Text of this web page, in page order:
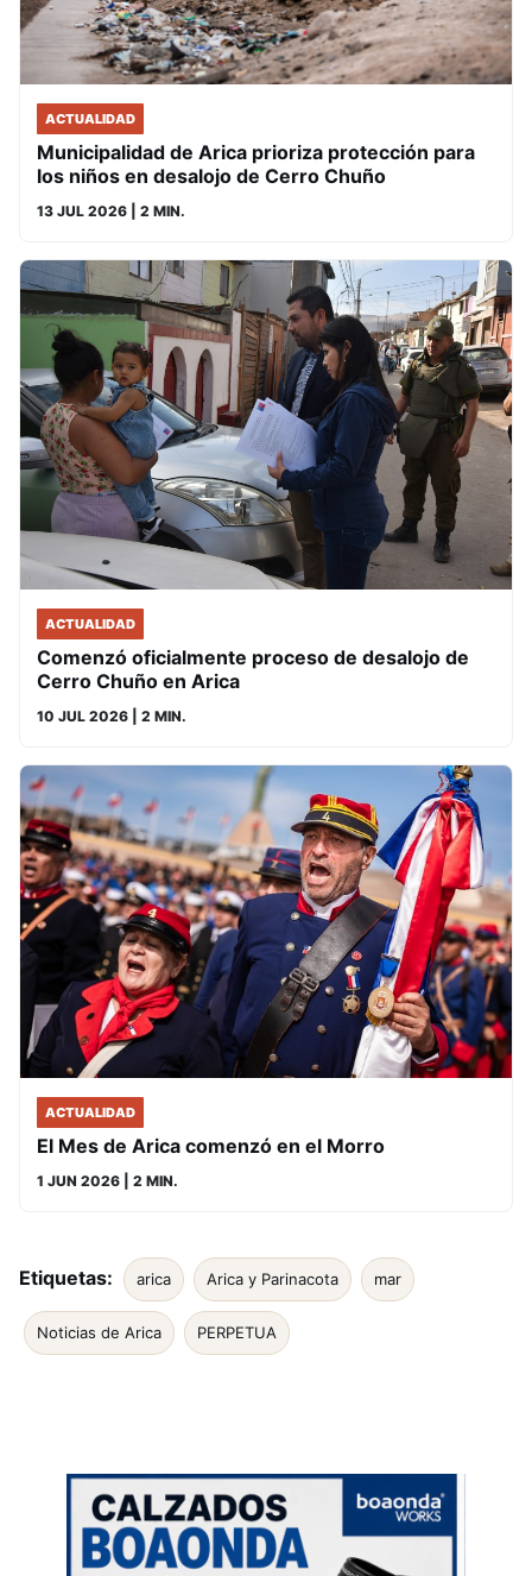
ACTUALIDAD
Municipalidad de Arica prioriza protección para
los niños en desalojo de Cerro Chuño
13 JUL 2026 | 2 MIN.
ACTUALIDAD
Comenzó oficialmente proceso de desalojo de
Cerro Chuño en Arica
10 JUL 2026 | 2 MIN.
ACTUALIDAD
El Mes de Arica comenzó en el Morro
1 JUN 2026 | 2 MIN.
Etiquetas: arica Arica y Parinacota mar
Noticias de Arica PERPETUA